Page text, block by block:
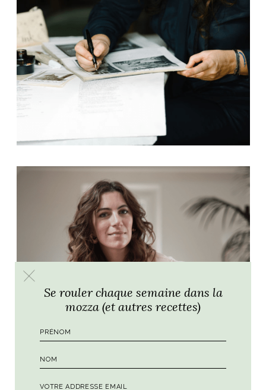
Se rouler chaque semaine dans la
mozza (et autres recettes)